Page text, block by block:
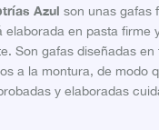
Azul son unas gafas
en pasta firme
Son gafas diseñadas
a la montura, de modo
y elaboradas